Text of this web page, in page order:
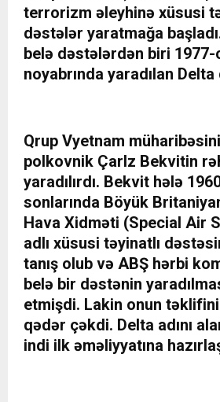
terrorizm əleyhinə xüsusi
dəstələr yaratmağa
belə dəstələrdən biri 1977-
noyabrında yaradılan
Qrup Vyetnam
polkovnik Çarlz Bekvitin
yaradılırdı. Bekvit hələ
sonlarında Böyük
Hava Xidməti (Special Air
adlı xüsusi təyinatlı
tanış olub və ABŞ hərbi
belə bir dəstənin
etmişdi. Lakin onun
qədər çəkdi. Delta adını
indi ilk əməliyyatına